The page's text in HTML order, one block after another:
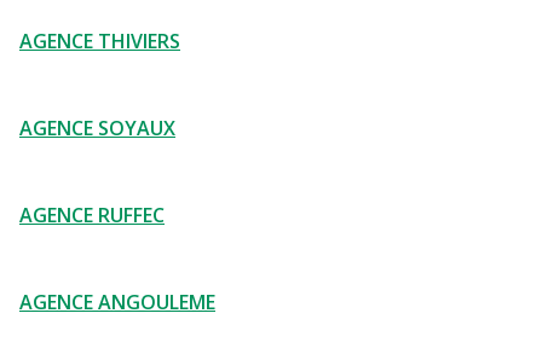
AGENCE THIVIERS
AGENCE SOYAUX
AGENCE RUFFEC
AGENCE ANGOULEME